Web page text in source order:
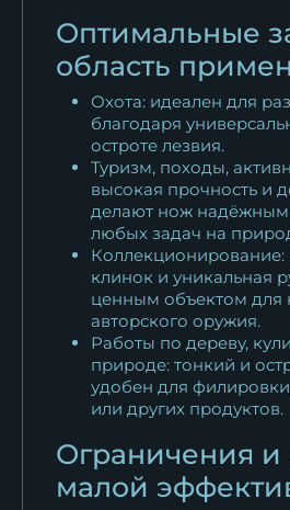
Оптимальные
область
Охота: идеален для
благодаря
остроте лезвия.
Туризм, походы,
высокая прочность и
делают нож надёжным
любых задач на
Коллекционирование:
клинок и уникальная
ценным объектом для
авторского оружия.
Работы по дереву,
природе: тонкий и
удобен для
или других продуктов.
Ограничения
малой